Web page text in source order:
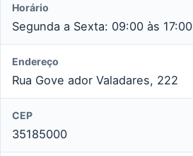
Horário
Segunda a Sexta: 09:00 às 17:00
Endereço
Rua Gove ador Valadares, 222
CEP
35185000